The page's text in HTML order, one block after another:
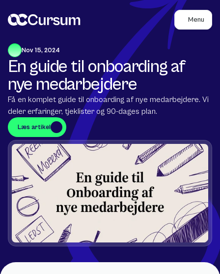
Menu
Nov 15, 2024
En guide til onboarding af
nye medarbejdere
Få en komplet guide til onboarding af nye medarbejdere. Vi
deler erfaringer, tjeklister og 90-dages plan.
Læs artikel
Læs artikel